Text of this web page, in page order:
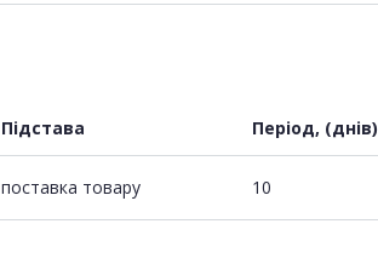
Підстава Період, (днів)
поставка товару 10